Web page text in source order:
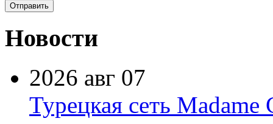
Новости
2026 авг 07
Турецкая сеть Madame